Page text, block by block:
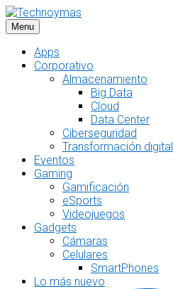
Saltar
al
contenido
Menu
Apps
Corporativo
Almacenamiento
Big Data
Cloud
Data Center
Ciberseguridad
Transformación digital
Eventos
Gaming
Gamificación
eSports
Videojuegos
Gadgets
Cámaras
Celulares
SmartPhones
Lo más nuevo